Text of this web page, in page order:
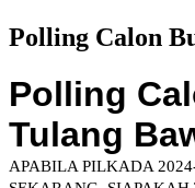
Polling Calon